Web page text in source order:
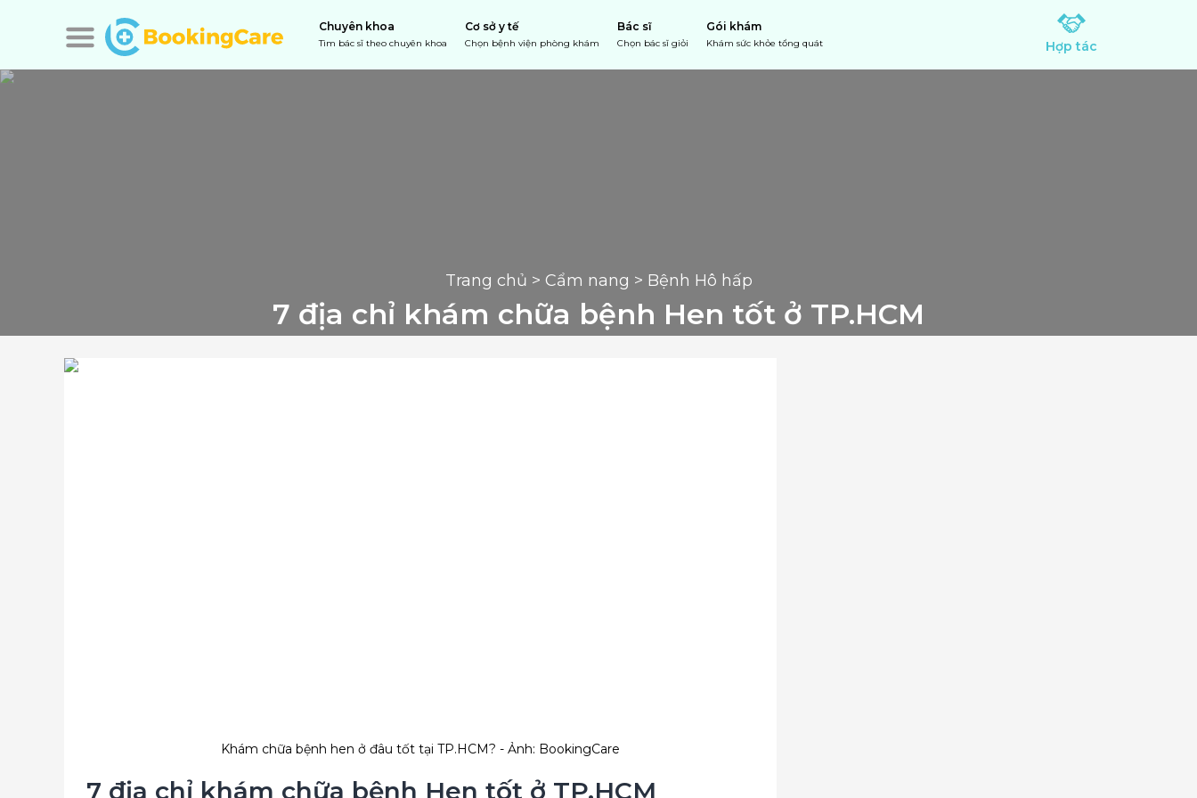
Chuyên khoa
Tìm bác sĩ theo chuyên khoa
Cơ sở y tế
Chọn bệnh viện phòng khám
Bác sĩ
Chọn bác sĩ giỏi
Gói khám
Khám sức khỏe tổng quát Hợp tác
Trang chủ > Cẩm nang > Bệnh Hô hấp
7 địa chỉ khám chữa bệnh Hen tốt ở TP.HCM
Khám chữa bệnh hen ở đâu tốt tại TP.HCM? - Ảnh: BookingCare
7 địa chỉ khám chữa bệnh Hen tốt ở TP.HCM